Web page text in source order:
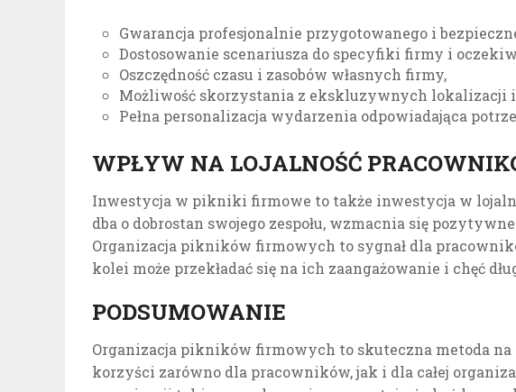
Gwarancja profesjonalnie przygotowanego i
Dostosowanie scenariusza do specyfiki firmy i
Oszczędność czasu i zasobów własnych firmy,
Możliwość skorzystania z ekskluzywnych lokalizacji
Pełna personalizacja wydarzenia odpowiadająca
WPŁYW NA LOJALNOŚĆ
Inwestycja w pikniki firmowe to także inwestycja w
dba o dobrostan swojego zespołu, wzmacnia się
Organizacja pikników firmowych to sygnał dla
kolei może przekładać się na ich zaangażowanie i chęć
PODSUMOWANIE
Organizacja pikników firmowych to skuteczna metoda na
korzyści zarówno dla pracowników, jak i dla całej